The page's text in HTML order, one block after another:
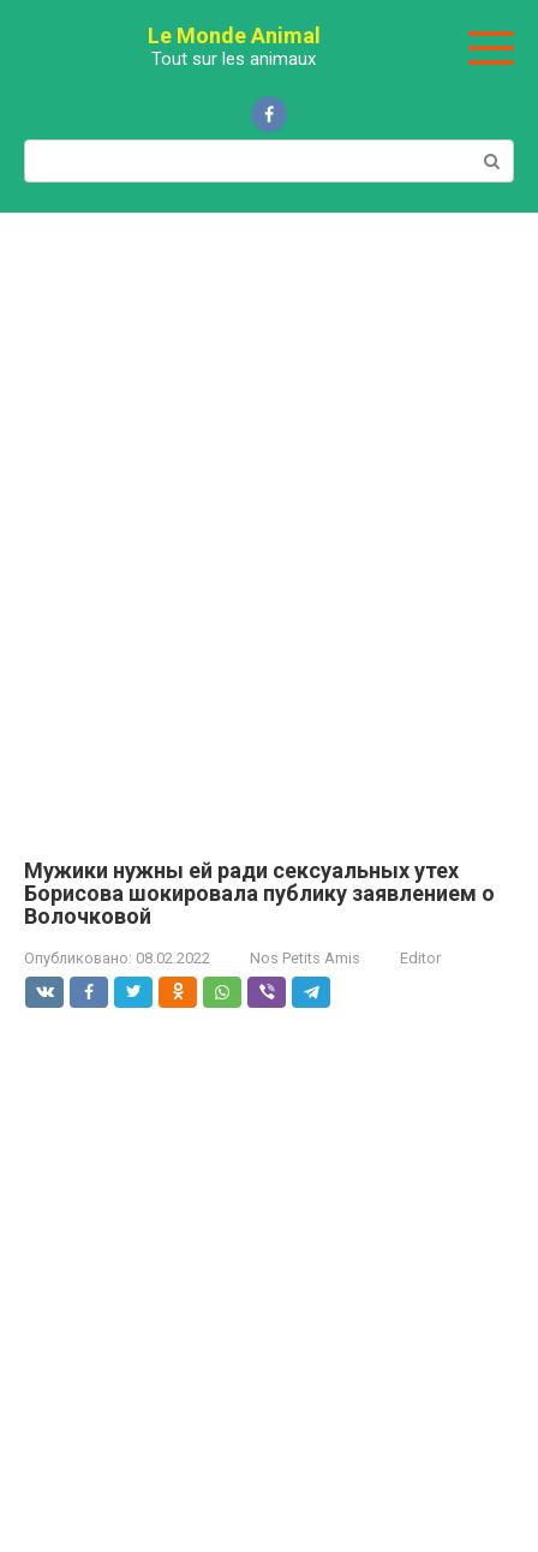
Le Monde Animal
Tout sur les animaux
Поиск:
Мужики нужны ей ради сексуальных утех
Борисова шокировала публику заявлением о
Волочковой
Опубликовано: 08.02.2022 Nos Petits Amis Editor